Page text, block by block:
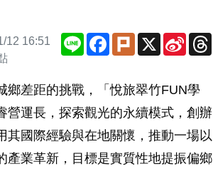
12 16:51
Line Facebook
Plurk X
Sina
鄉差距的挑戰，「悅旅翠竹FUN學
營運長，探索觀光的永續模式，創辦
其國際經驗與在地關懷，推動一場以
產業革新，目標是實質性地提振偏鄉